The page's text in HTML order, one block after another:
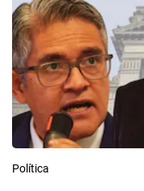
Política